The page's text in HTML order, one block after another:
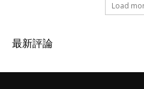
Load
最新評論